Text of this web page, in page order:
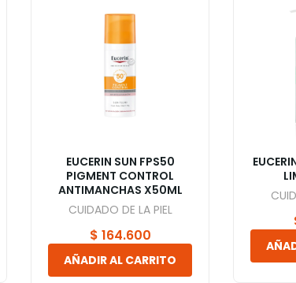
EUCERIN SUN FPS50
PIGMENT CONTROL
ANTIMANCHAS X50ML
CUIDADO DE LA PIEL
$ 164.600
AÑADIR AL CARRITO